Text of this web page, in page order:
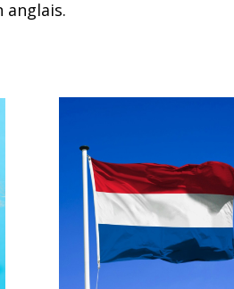
anglais.